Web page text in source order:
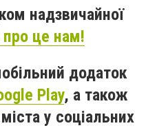
надзвичайної
про це нам!
додаток
Play, а також
у соціальних